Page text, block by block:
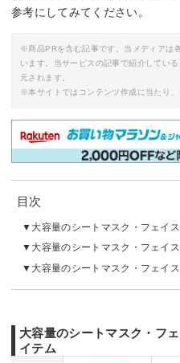
参考にしてみてください。
※商品PRを含む記事です。当メディアは
います。当サービスの記事で紹介してい
元されます。
※本サイトではコンテンツ作成に当たり
目次
大容量のシートマスク・フェイ
大容量のシートマスク・フェイ
大容量のシートマスク・フェイ
大容量のシートマスク・フ
イテム